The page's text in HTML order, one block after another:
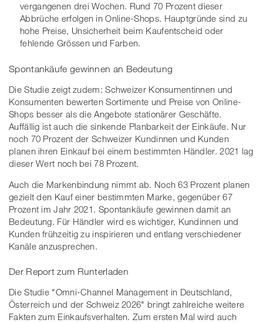
vergangenen drei Wochen. Rund 70 Prozent dieser
Abbrüche erfolgen in Online-Shops. Hauptgründe sind zu
hohe Preise, Unsicherheit beim Kaufentscheid oder
fehlende Grössen und Farben.
Spontankäufe gewinnen an Bedeutung
Die Studie zeigt zudem: Schweizer Konsumentinnen und
Konsumenten bewerten Sortimente und Preise von Online-
Shops besser als die Angebote stationärer Geschäfte.
Auffällig ist auch die sinkende Planbarkeit der Einkäufe. Nur
noch 70 Prozent der Schweizer Kundinnen und Kunden
planen ihren Einkauf bei einem bestimmten Händler. 2021 lag
dieser Wert noch bei 78 Prozent.
Auch die Markenbindung nimmt ab. Noch 63 Prozent planen
gezielt den Kauf einer bestimmten Marke, gegenüber 67
Prozent im Jahr 2021. Spontankäufe gewinnen damit an
Bedeutung. Für Händler wird es wichtiger, Kundinnen und
Kunden frühzeitig zu inspirieren und entlang verschiedener
Kanäle anzusprechen.
Der Report zum Runterladen
Die Studie "Omni-Channel Management in Deutschland,
Österreich und der Schweiz 2026" bringt zahlreiche weitere
Fakten zum Einkaufsverhalten. Zum ersten Mal wird auch